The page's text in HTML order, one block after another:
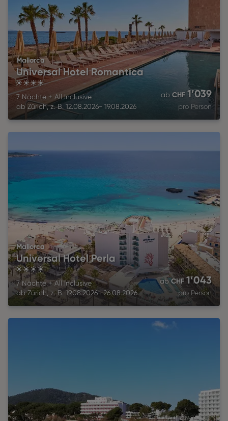
Mallorca
Universal Hotel Romantica
4
7 Nächte + All Inclusive
ab Zürich, z. B. 12.08.2026- 19.08.2026
ab CHF 1’039
pro Person
Mallorca
Universal Hotel Perla
4
7 Nächte+All Inclusive
ab Zürich, z. B. 19.08.2026- 26.08.2026
ab CHF 1’043
pro Person